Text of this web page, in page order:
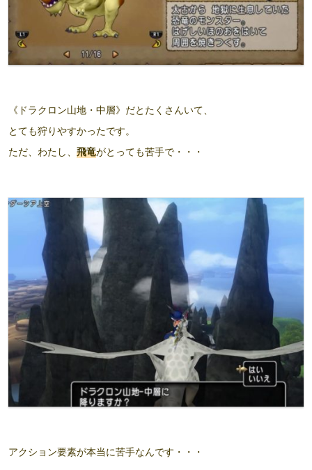
《ドラクロン山地・中層》だとたくさんいて、
とても狩りやすかったです。
ただ、わたし、 飛竜がとっても苦手で・・・
アクション要素が本当に苦手なんです・・・